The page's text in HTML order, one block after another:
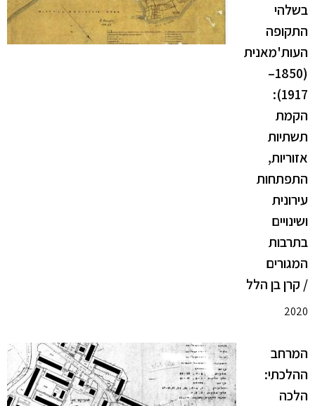
בשלהי
התקופה
העות'מאנית
(1850–
1917):
הקמת
תשתיות
אזוריות,
התפתחות
עירונית
ושינויים
בתרבות
המגורים
/ קרן בן הלל
2020
המרחב
ההלכתי:
הלכה